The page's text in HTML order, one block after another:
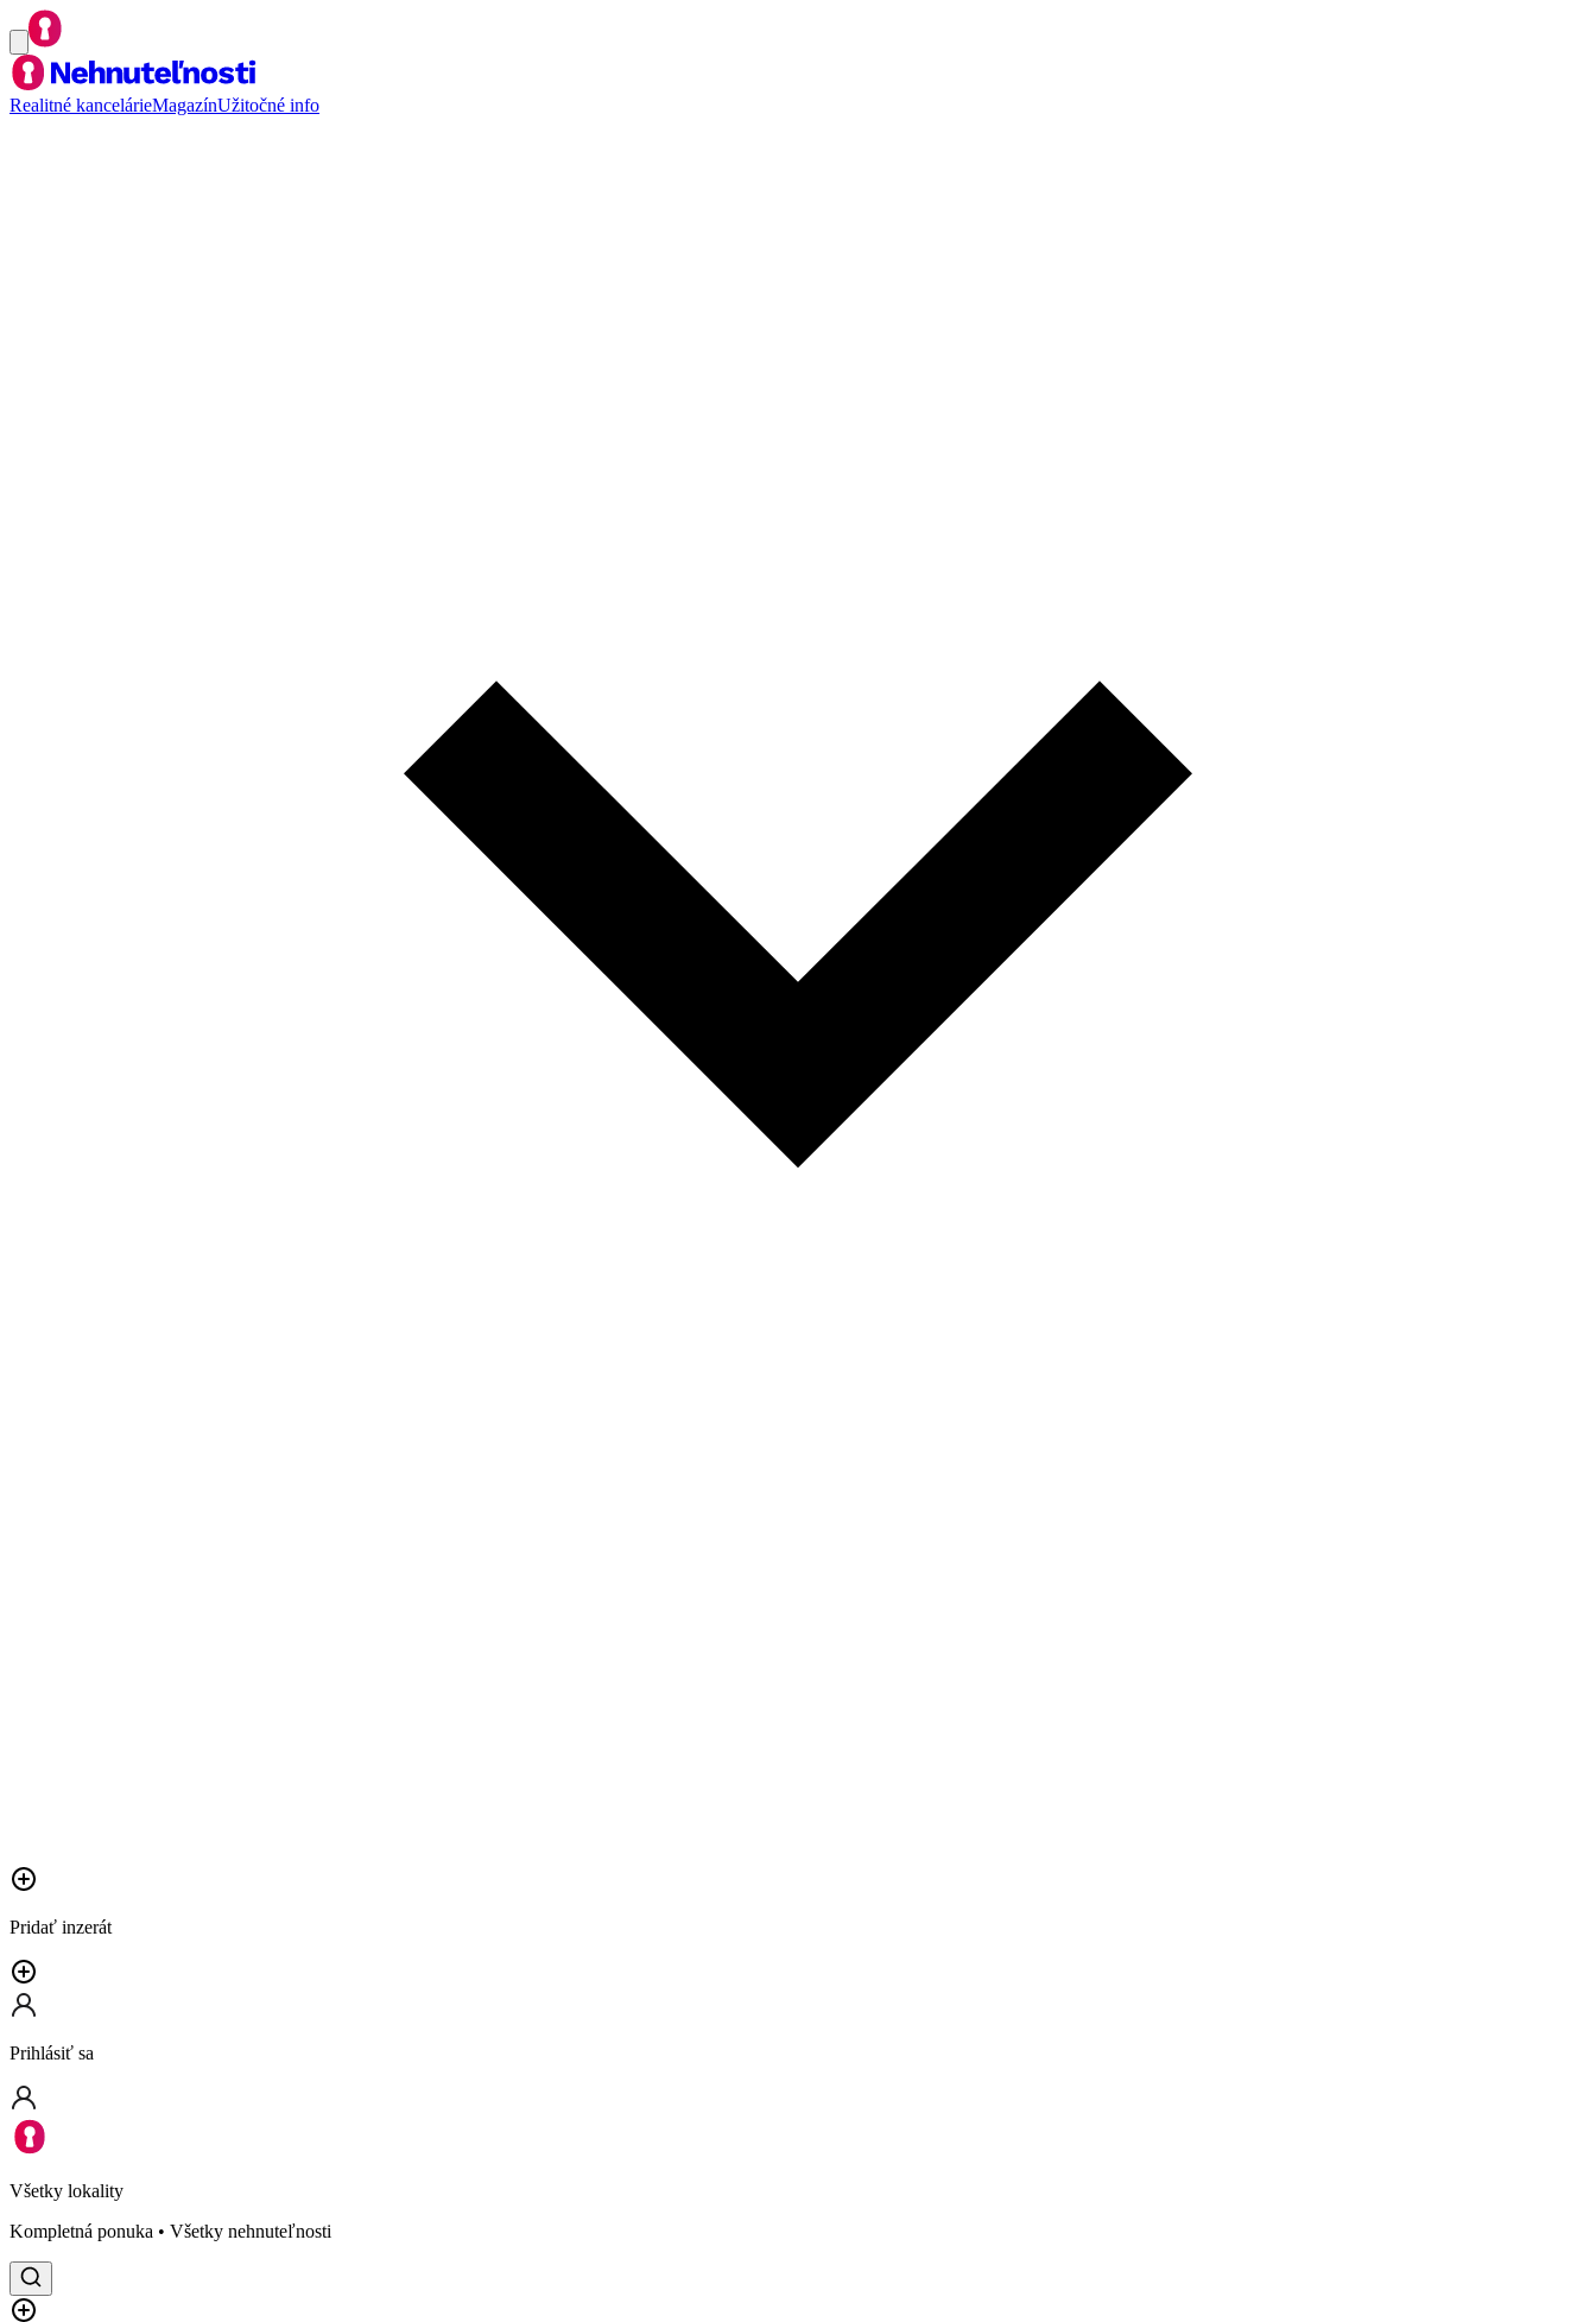
Realitné kancelárieMagazínUžitočné info
Pridať inzerát
Prihlásiť sa
Všetky lokality
Kompletná ponuka • Všetky nehnuteľnosti